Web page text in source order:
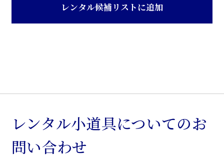
彫
線
箪
笥
レンタル候補リストに追加
レンタル小道具についてのお
問い合わせ